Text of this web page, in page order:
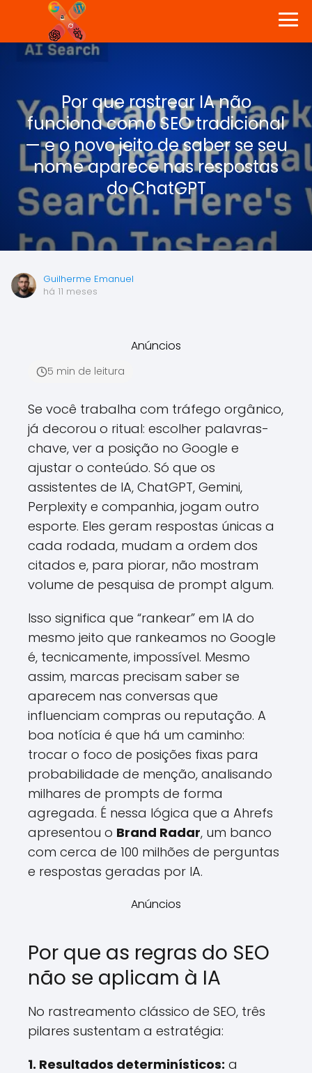
Por que rastrear IA não
funciona como SEO tradicional
— e o novo jeito de saber se seu
nome aparece nas respostas
do ChatGPT
Guilherme Emanuel
há 11 meses
Anúncios
5 min de leitura
Se você trabalha com tráfego orgânico,
já decorou o ritual: escolher palavras-
chave, ver a posição no Google e
ajustar o conteúdo. Só que os
assistentes de IA, ChatGPT, Gemini,
Perplexity e companhia, jogam outro
esporte. Eles geram respostas únicas a
cada rodada, mudam a ordem dos
citados e, para piorar, não mostram
volume de pesquisa de prompt algum.
Isso significa que “rankear” em IA do
mesmo jeito que rankeamos no Google
é, tecnicamente, impossível. Mesmo
assim, marcas precisam saber se
aparecem nas conversas que
influenciam compras ou reputação. A
boa notícia é que há um caminho:
trocar o foco de posições fixas para
probabilidade de menção, analisando
milhares de prompts de forma
agregada. É nessa lógica que a Ahrefs
apresentou o Brand Radar, um banco
com cerca de 100 milhões de perguntas
e respostas geradas por IA.
Anúncios
Por que as regras do SEO
não se aplicam à IA
No rastreamento clássico de SEO, três
pilares sustentam a estratégia:
1. Resultados determinísticos: a